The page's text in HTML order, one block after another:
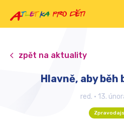
zpět na aktuality
Hlavně, aby běh
red. • 13.